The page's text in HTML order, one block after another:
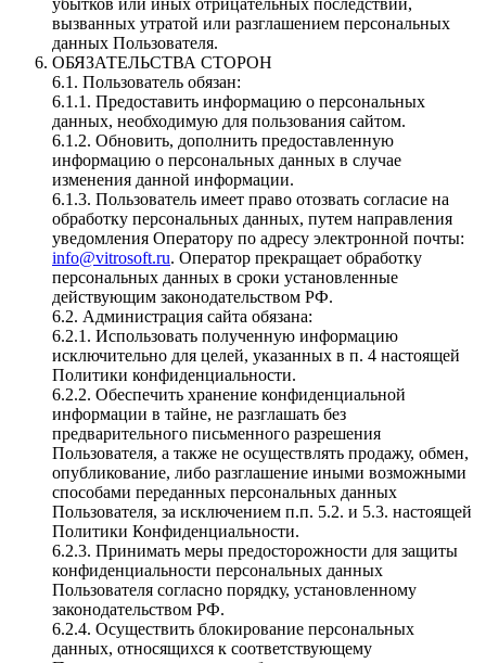
убытков или иных отрицательных последствий,
вызванных утратой или разглашением персональных
данных Пользователя.
ОБЯЗАТЕЛЬСТВА СТОРОН
6.1. Пользователь обязан:
6.1.1. Предоставить информацию о персональных
данных, необходимую для пользования сайтом.
6.1.2. Обновить, дополнить предоставленную
информацию о персональных данных в случае
изменения данной информации.
6.1.3. Пользователь имеет право отозвать согласие на
обработку персональных данных, путем направления
уведомления Оператору по адресу электронной почты:
info@vitrosoft.ru. Оператор прекращает обработку
персональных данных в сроки установленные
действующим законодательством РФ.
6.2. Администрация сайта обязана:
6.2.1. Использовать полученную информацию
исключительно для целей, указанных в п. 4 настоящей
Политики конфиденциальности.
6.2.2. Обеспечить хранение конфиденциальной
информации в тайне, не разглашать без
предварительного письменного разрешения
Пользователя, а также не осуществлять продажу, обмен,
опубликование, либо разглашение иными возможными
способами переданных персональных данных
Пользователя, за исключением п.п. 5.2. и 5.3. настоящей
Политики Конфиденциальности.
6.2.3. Принимать меры предосторожности для защиты
конфиденциальности персональных данных
Пользователя согласно порядку, установленному
законодательством РФ.
6.2.4. Осуществить блокирование персональных
данных, относящихся к соответствующему